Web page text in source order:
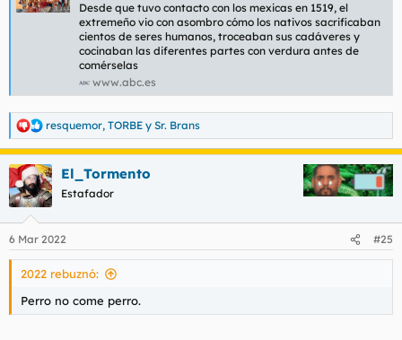
Desde que tuvo contacto con los mexicas en 1519, el
extremeño vio con asombro cómo los nativos sacrificaban
cientos de seres humanos, troceaban sus cadáveres y
cocinaban las diferentes partes con verdura antes de
comérselas
www.abc.es
R
e
a
c
c
i
e
s
resquemor, TORBE y Sr. Brans
El_Tormento
Estafador
6 Mar 2022 #25
2022 rebuznó:
Perro no come perro.